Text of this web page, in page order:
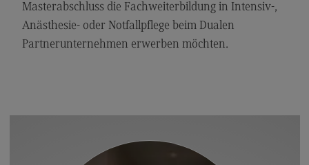
Finance
Modulangebot
General Business Management
General Business Management
Masterabschluss die Fachweiterbildung in Intensiv-,
Anästhesie- oder Notfallpflege beim Dualen
Partnerunternehmen erwerben möchten.